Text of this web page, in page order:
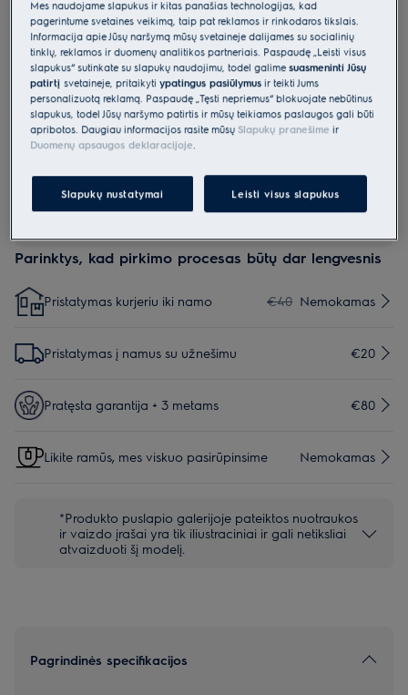
Indaplovėje „600 SatelliteClean®“ indai geriau apipurškiami
vandeniu.
Su „SatelliteClean®“ vanduo purškiamas 3 kartus racionaliau.
Su „MaxiFlex“ stalčiumi galima lengvai išplauti beveik visų formų ir
dydžių stalo įrankius.
Saugos instrukcijos ir saugos įspėjimai pagal ES reglamentą
2023/988 yra pateikiami vartotojo vadovo I ir II skyriuose.
Parinktys, kad pirkimo procesas būtų dar lengvesnis
Pristatymas kurjeriu iki namo €40 Nemokamas
Pristatymas į namus su užnešimu €20
Pratęsta garantija + 3 metams €80
Likite ramūs, mes viskuo pasirūpinsime Nemokamas
*Produkto puslapio galerijoje pateiktos nuotraukos
ir vaizdo įrašai yra tik iliustraciniai ir gali netiksliai
atvaizduoti šį modelį.
Pagrindinės specifikacijos
Mes naudojame slapukus ir kitas panašias technologijas, kad
pagerintume svetainės veikimą, taip pat reklamos ir rinkodaros tikslais.
Informacija apie Jūsų naršymą mūsų svetainėje dalijamės su socialinių
tinklų, reklamos ir duomenų analitikos partneriais. Paspaudę „Leisti visus
slapukus“ sutinkate su slapukų naudojimu, todėl galimesuasmeninti Jūsų
patirtįsvetainėje, pritaikytiypatingus pasiūlymus ir teikti Jums
personalizuotą reklamą. Paspaudę „Tęsti nepriėmus“ blokuojate nebūtinus
slapukus, todėl Jūsų naršymo patirtis ir mūsų teikiamos paslaugos gali būti
apribotos. Daugiau informacijos rasite mūsų Slapukų pranešime ir
Duomenų apsaugos deklaracijoje
Slapukų nustatymai Leisti visus slapukus